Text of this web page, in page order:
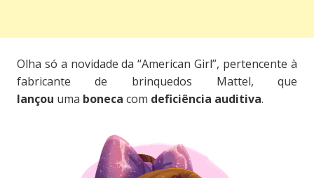
Olha só a novidade da “American Girl”, pertencente à
fabricante de brinquedos Mattel, que
lançou uma boneca com deficiência auditiva.